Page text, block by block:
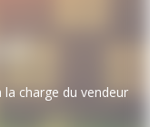
charge du vendeur